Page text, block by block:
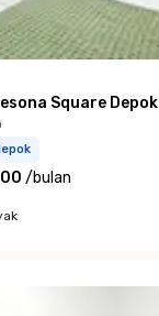
Square Depok
/bulan